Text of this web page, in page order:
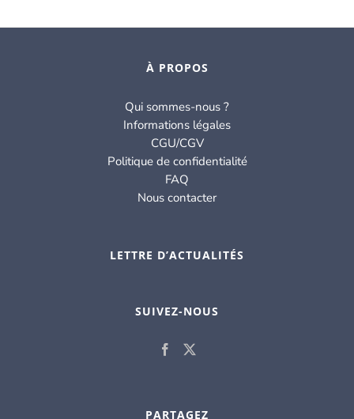
À PROPOS
Qui sommes-nous ?
Informations légales
CGU/CGV
Politique de confidentialité
FAQ
Nous contacter
LETTRE D’ACTUALITÉS
SUIVEZ-NOUS
PARTAGEZ